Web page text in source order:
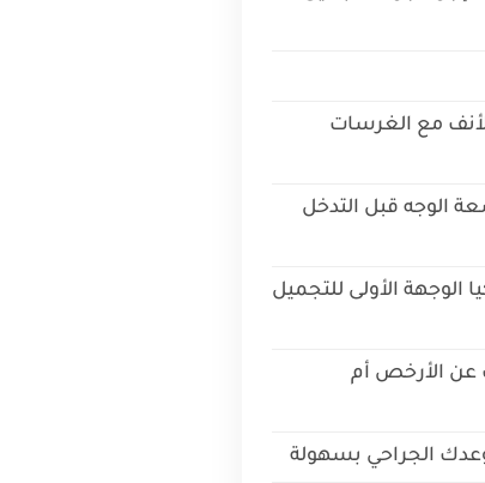
مع الغرسات
الوجه قبل التدخل
الوجهة الأولى للتجميل
عن الأرخص أم
الجراحي بسهولة